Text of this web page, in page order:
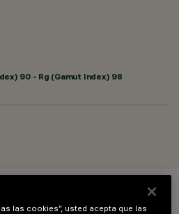
90 - Rg (Gamut Index) 98
las cookies”, usted acepta que las